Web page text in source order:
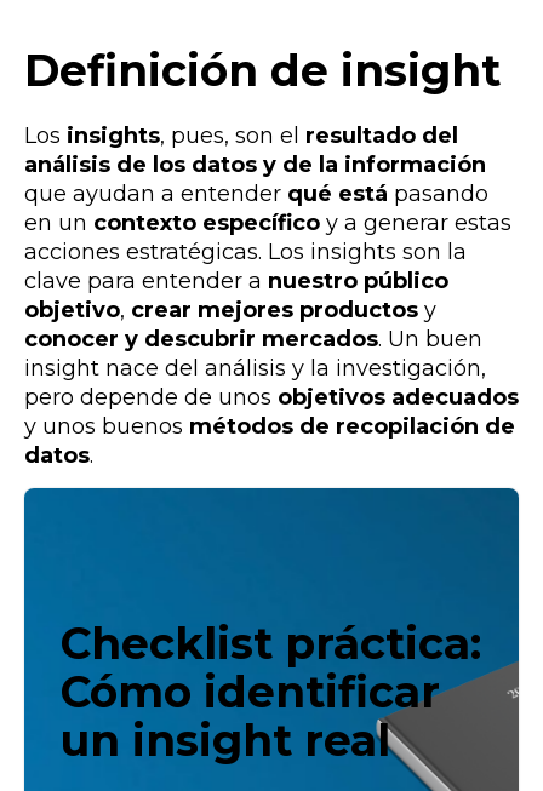
Definición de insight
Los insights, pues, son el resultado del
análisis de los datos y de la información
que ayudan a entender qué está pasando
en un contexto específico y a generar estas
acciones estratégicas. Los insights son la
clave para entender a nuestro público
objetivo, crear mejores productos y
conocer y descubrir mercados. Un buen
insight nace del análisis y la investigación,
pero depende de unos objetivos adecuados
y unos buenos métodos de recopilación de
datos.
Checklist práctica:
Cómo identificar
un insight real